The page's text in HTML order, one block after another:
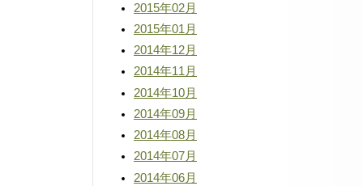
2015年02月
2015年01月
2014年12月
2014年11月
2014年10月
2014年09月
2014年08月
2014年07月
2014年06月